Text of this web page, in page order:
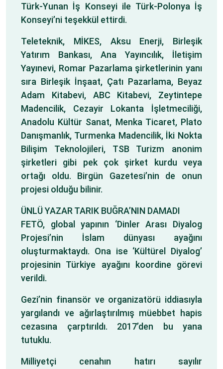
Türk-Yunan İş Konseyi ile Türk-Polonya İş
Konseyi’ni teşekkül ettirdi.
Teleteknik, MİKES, Aksu Enerji, Birleşik
Yatırım Bankası, Ana Yayıncılık, İletişim
Yayınevi, Romar Pazarlama şirketlerinin yanı
sıra Birleşik İnşaat, Çatı Pazarlama, Beyaz
Adam Kitabevi, ABC Kitabevi, Zeytintepe
Madencilik, Cezayir Lokanta İşletmeciliği,
Anadolu Kültür Sanat, Menka Ticaret, Plato
Danışmanlık, Turmenka Madencilik, İki Nokta
Bilişim Teknolojileri, TSB Turizm anonim
şirketleri gibi pek çok şirket kurdu veya
ortağı oldu. Birgün Gazetesi’nin de onun
projesi olduğu bilinir.
ÜNLÜ YAZAR TARIK BUĞRA’NIN DAMADI
FETÖ, global yapının ‘Dinler Arası Diyalog
Projesi’nin İslam dünyası ayağını
oluşturmaktaydı. Ona ise ‘Kültürel Diyalog’
projesinin Türkiye ayağını koordine görevi
verildi.
Gezi’nin finansör ve organizatörü iddiasıyla
yargılandı ve ağırlaştırılmış müebbet hapis
cezasına çarptırıldı. 2017’den bu yana
tutuklu.
Milliyetçi cenahın hatırı sayılır